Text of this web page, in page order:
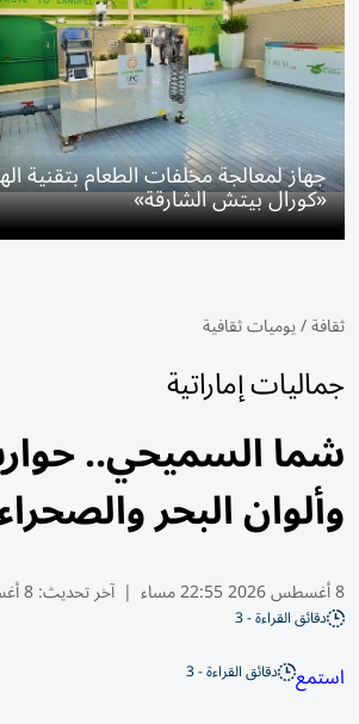
جهاز لمعالجة مخلفات الطعام بتقنية
«كورال بيتش الشارقة»
ثقافة/يوميات ثقافية
جماليات إماراتية
شما السميحي..
وألوان البحر
8 أغسطس 2026 22:55 مساء | آخر تحديث:8 أغسطس 22:57 2026
دقائق القراءة - 3
استمع دقائق القراءة - 3